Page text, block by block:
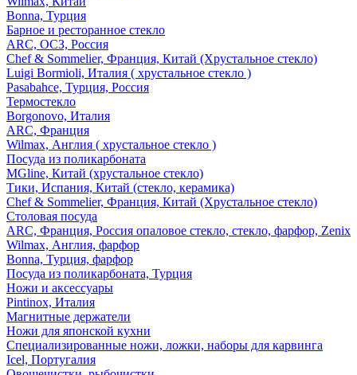
Bonna, Турция
Барное и ресторанное стекло
ARC, ОСЗ, Россия
Chef & Sommelier, Франция, Китай (Хрустальное стекло)
Luigi Bormioli, Италия ( хрустальное стекло )
Pasabahce, Турция, Россия
Термостекло
Borgonovo, Италия
ARC, Франция
Wilmax, Англия ( хрустальное стекло )
Посуда из поликарбоната
MGline, Китай (хрустальное стекло)
Тики, Испания, Китай (стекло, керамика)
Chef & Sommelier, Франция, Китай (Хрустальное стекло)
Столовая посуда
ARC, Франция, Россия опаловое стекло, стекло, фарфор, Zenix
Wilmax, Англия, фарфор
Bonna, Турция, фарфор
Посуда из поликарбоната, Турция
Ножи и аксессуары
Pintinox, Италия
Магнитные держатели
Ножи для японской кухни
Специализированные ножи, ложки, наборы для карвинга
Icel, Португалия